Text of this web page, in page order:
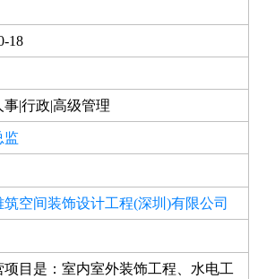
18
事|行政|高级管理
级管理
监
筑空间装饰设计工程(深圳)有限公司
目是：室内室外装饰工程、水电工